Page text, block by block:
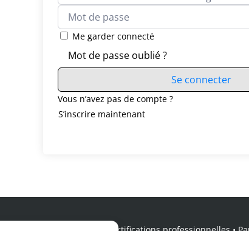
Me garder connecté
Mot de passe oublié ?
Se connecter
Vous n’avez pas de compte ?
S’inscrire maintenant